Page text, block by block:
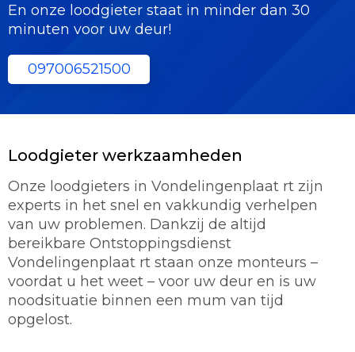
En onze loodgieter staat in minder dan 30
minuten voor uw deur!
097006521500
Loodgieter werkzaamheden
Onze loodgieters in Vondelingenplaat rt zijn
experts in het snel en vakkundig verhelpen
van uw problemen. Dankzij de altijd
bereikbare Ontstoppingsdienst
Vondelingenplaat rt staan onze monteurs –
voordat u het weet – voor uw deur en is uw
noodsituatie binnen een mum van tijd
opgelost.